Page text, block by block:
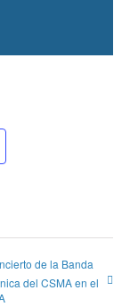
de la Banda
del CSMA en el